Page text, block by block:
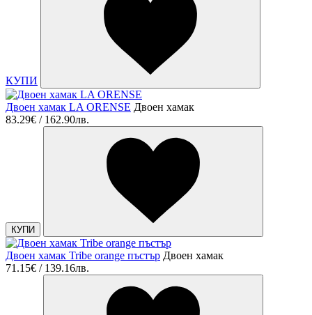
КУПИ
Двоен хамак LA ORENSE Двоен хамак
83.29€ / 162.90лв.
КУПИ
Двоен хамак Tribe orange пъстър Двоен хамак
71.15€ / 139.16лв.